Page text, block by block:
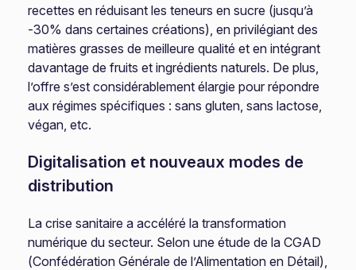
recettes en réduisant les teneurs en sucre (jusqu’à
-30% dans certaines créations), en privilégiant des
matières grasses de meilleure qualité et en intégrant
davantage de fruits et ingrédients naturels. De plus,
l’offre s’est considérablement élargie pour répondre
aux régimes spécifiques : sans gluten, sans lactose,
végan, etc.
Digitalisation et nouveaux modes de
distribution
La crise sanitaire a accéléré la transformation
numérique du secteur. Selon une étude de la CGAD
(Confédération Générale de l’Alimentation en Détail),